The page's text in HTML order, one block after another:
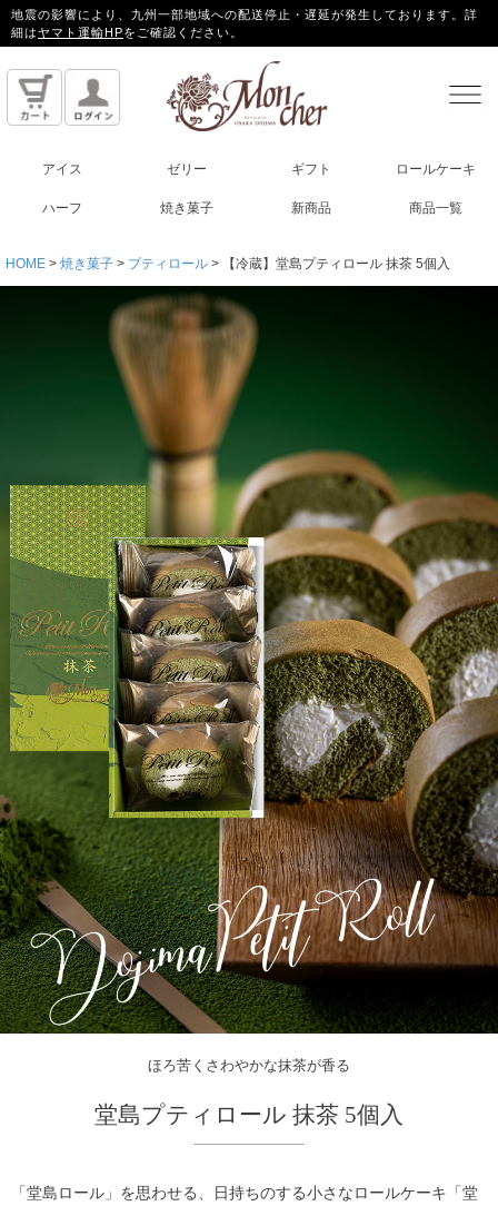
地震の影響により、九州一部地域への配送停止・遅延が発生しております。詳
細はヤマト運輸HPをご確認ください。
アイス ゼリー ギフト ロールケーキ
ハーフ 焼き菓子 新商品 商品一覧
HOME 焼き菓子 プティロール 【冷蔵】堂島プティロール 抹茶 5個入
ほろ苦くさわやかな抹茶が香る
堂島プティロール 抹茶 5個入
「堂島ロール」を思わせる、日持ちのする小さなロールケーキ「堂